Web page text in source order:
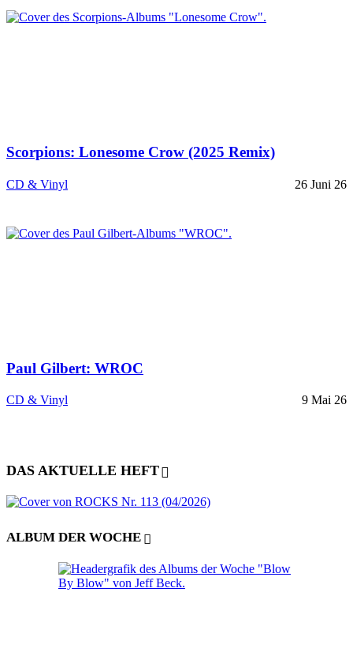
Scorpions: Lonesome Crow (2025 Remix)
CD & Vinyl 26 Juni 26
Paul Gilbert: WROC
CD & Vinyl 9 Mai 26
DAS AKTUELLE HEFT
ALBUM DER WOCHE